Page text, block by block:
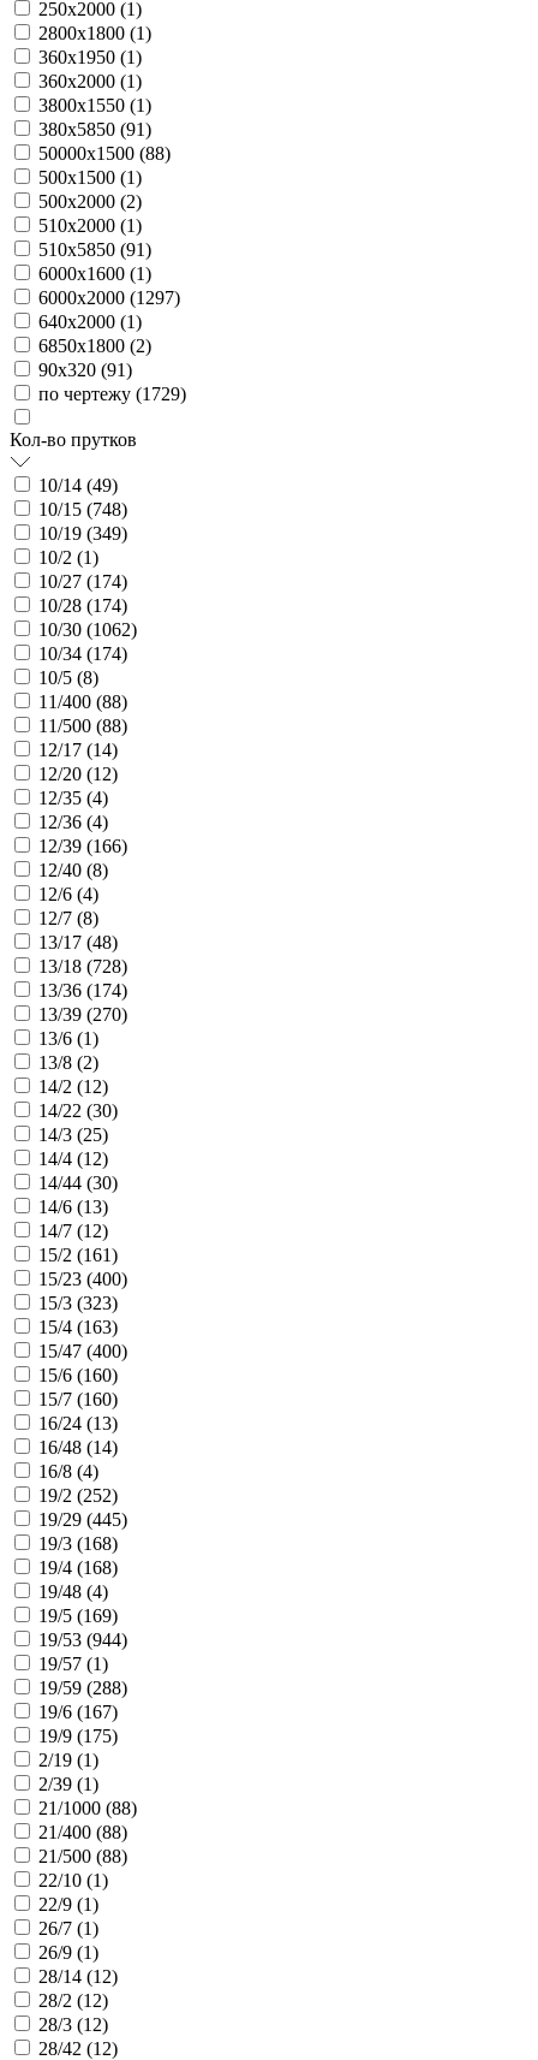
250х2000 (1)
2800х1800 (1)
360х1950 (1)
360х2000 (1)
3800х1550 (1)
380х5850 (91)
50000х1500 (88)
500х1500 (1)
500х2000 (2)
510х2000 (1)
510х5850 (91)
6000х1600 (1)
6000х2000 (1297)
640х2000 (1)
6850х1800 (2)
90х320 (91)
по чертежу (1729)
Кол-во прутков
10/14 (49)
10/15 (748)
10/19 (349)
10/2 (1)
10/27 (174)
10/28 (174)
10/30 (1062)
10/34 (174)
10/5 (8)
11/400 (88)
11/500 (88)
12/17 (14)
12/20 (12)
12/35 (4)
12/36 (4)
12/39 (166)
12/40 (8)
12/6 (4)
12/7 (8)
13/17 (48)
13/18 (728)
13/36 (174)
13/39 (270)
13/6 (1)
13/8 (2)
14/2 (12)
14/22 (30)
14/3 (25)
14/4 (12)
14/44 (30)
14/6 (13)
14/7 (12)
15/2 (161)
15/23 (400)
15/3 (323)
15/4 (163)
15/47 (400)
15/6 (160)
15/7 (160)
16/24 (13)
16/48 (14)
16/8 (4)
19/2 (252)
19/29 (445)
19/3 (168)
19/4 (168)
19/48 (4)
19/5 (169)
19/53 (944)
19/57 (1)
19/59 (288)
19/6 (167)
19/9 (175)
2/19 (1)
2/39 (1)
21/1000 (88)
21/400 (88)
21/500 (88)
22/10 (1)
22/9 (1)
26/7 (1)
26/9 (1)
28/14 (12)
28/2 (12)
28/3 (12)
28/42 (12)